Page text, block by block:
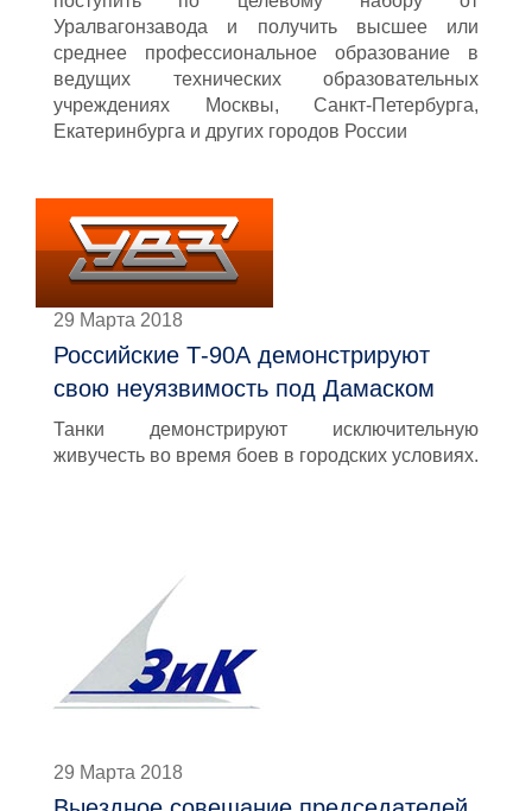
Уралвагонзавода и получить высшее или
среднее профессиональное образование в
ведущих технических образовательных
учреждениях Москвы, Санкт-Петербурга,
Екатеринбурга и других городов России
29 Марта 2018
Российские Т-90А демонстрируют
свою неуязвимость под Дамаском
Танки демонстрируют исключительную
живучесть во время боев в городских условиях.
29 Марта 2018